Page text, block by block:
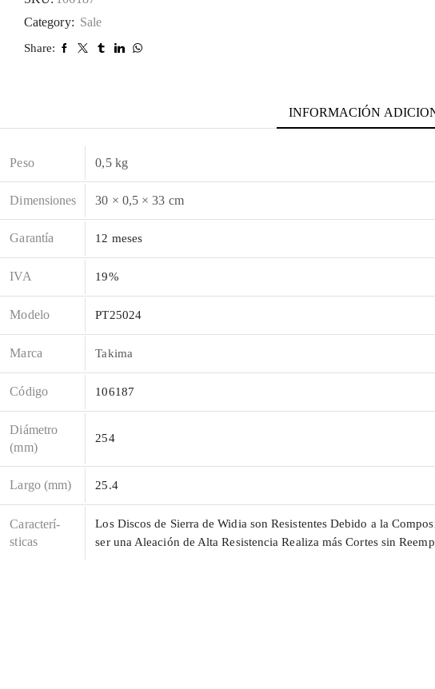
Category: Sale
Share:
INFORMACIÓN
Peso 0,5 kg
Dimensiones 30 × 0,5 × 33 cm
Garantía 12 meses
IVA 19%
Modelo PT25024
Marca Takima
Código 106187
Diámetro
(mm)
254
Largo (mm) 25.4
Caracterí­
sticas
Los Discos de Sierra de Widia son Resistentes Debido a la
ser una Aleación de Alta Resistencia Realiza más Cortes sin